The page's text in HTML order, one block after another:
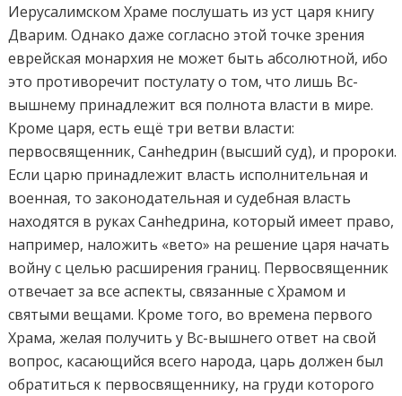
Иерусалимском Храме послушать из уст царя книгу
Дварим. Однако даже согласно этой точке зрения
еврейская монархия не может быть абсолютной, ибо
это противоречит постулату о том, что лишь Вс-
вышнему принадлежит вся полнота власти в мире.
Кроме царя, есть ещё три ветви власти:
первосвященник, Санhедрин (высший суд), и пророки.
Если царю принадлежит власть исполнительная и
военная, то законодательная и судебная власть
находятся в руках Санhедрина, который имеет право,
например, наложить «вето» на решение царя начать
войну с целью расширения границ. Первосвященник
отвечает за все аспекты, связанные с Храмом и
святыми вещами. Кроме того, во времена первого
Храма, желая получить у Вс-вышнего ответ на свой
вопрос, касающийся всего народа, царь должен был
обратиться к первосвященнику, на груди которого